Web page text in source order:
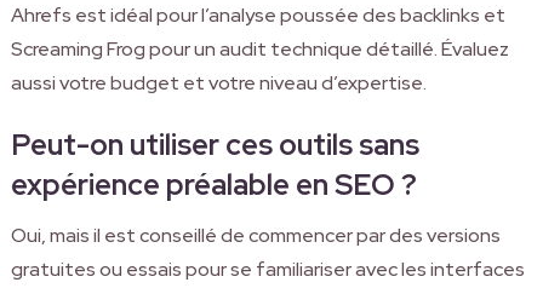
Ahrefs est idéal pour l’analyse poussée des backlinks et
Screaming Frog pour un audit technique détaillé. Évaluez
aussi votre budget et votre niveau d’expertise.
Peut-on utiliser ces outils sans
expérience préalable en SEO ?
Oui, mais il est conseillé de commencer par des versions
gratuites ou essais pour se familiariser avec les interfaces